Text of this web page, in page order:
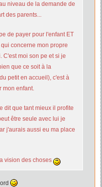
niveau de la demande de
des parents...
de payer pour l'enfant ET
concerne mon propre
C'est moi son pe et si je
que ce soit à la
petit en accueil), c'est à
mon enfant.
dit que tant mieux il profite
être seule avec lui je
j'aurais aussi eu ma place
vision des choses